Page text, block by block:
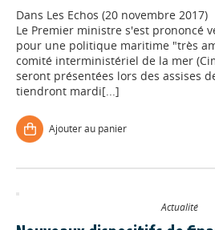
Dans Les Echos (20 novembre 2017)
Le Premier ministre s'est prononcé
pour une politique maritime "très
comité interministériel de la mer
seront présentées lors des assises
tiendront mardi[...]
Ajouter au panier
Actualité